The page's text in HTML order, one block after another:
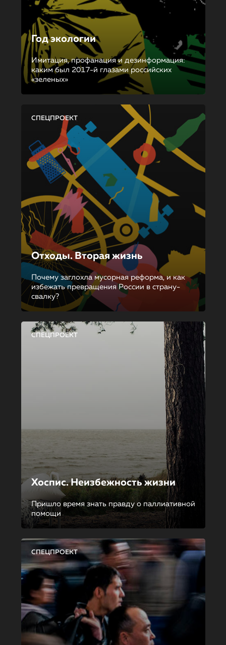
Год экологии
Имитация, профанация и дезинформация:
каким был 2017-й глазами российских
«зеленых»
СПЕЦПРОЕКТ
Отходы. Вторая жизнь
Почему заглохла мусорная реформа, и как
избежать превращения России в страну-
свалку?
СПЕЦПРОЕКТ
Хоспис. Неизбежность жизни
Пришло время знать правду о паллиативной
помощи
СПЕЦПРОЕКТ